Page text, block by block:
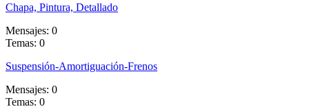
Chapa, Pintura, Detallado
Mensajes: 0
Temas: 0
Suspensión-Amortiguación-Frenos
Mensajes: 0
Temas: 0